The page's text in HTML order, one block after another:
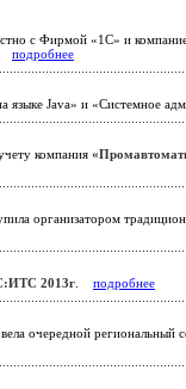
с Фирмой «1С» и
подробнее
языке Java» и «Системное
компания
организатором
2013г. подробнее
очередной региональный